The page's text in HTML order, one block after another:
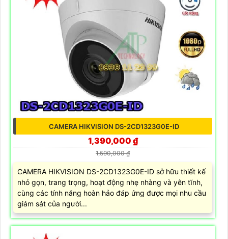
CAMERA HIKVISION DS-2CD1323G0E-ID
1,390,000 ₫
1,590,000 ₫
CAMERA HIKVISION DS-2CD1323G0E-ID sở hữu thiết kế
nhỏ gọn, trang trọng, hoạt động nhẹ nhàng và yên tĩnh,
cùng các tính năng hoàn hảo đáp ứng được mọi nhu cầu
giám sát của người...